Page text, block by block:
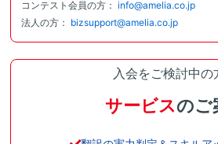
コンテスト会員の方： info@amelia.co.jp
法人の方： bizsupport@amelia.co.jp
入会をご検討中の
サービスのご